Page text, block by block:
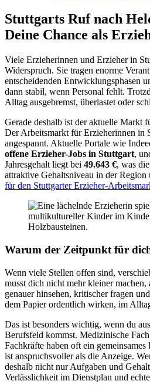
Stuttgarts Ruf nach
Deine Chance als
Viele Erzieherinnen und Erzieher in
Widerspruch. Sie tragen enorme
entscheidenden Entwicklungsphasen
dann stabil, wenn Personal fehlt.
Alltag ausgebremst, überlastet oder
Gerade deshalb ist der aktuelle Markt
Der Arbeitsmarkt für Erzieherinnen in
angespannt. Aktuelle Portale wie
offene Erzieher-Jobs in Stuttgart,
Jahresgehalt liegt bei 49.643 €, was
attraktive Gehaltsniveau in der Region
für den Stuttgarter Erzieher-
Warum der Zeitpunkt für
Wenn viele Stellen offen sind,
musst dich nicht mehr kleiner
genauer hinsehen, kritischer fragen
dem Papier ordentlich wirken, im
Das ist besonders wichtig, wenn du
Berufsfeld kommst. Medizinische
Fachkräfte haben oft ein
ist anspruchsvoller als die Anzeige.
deshalb nicht nur Aufgaben und
Verlässlichkeit im Dienstplan und